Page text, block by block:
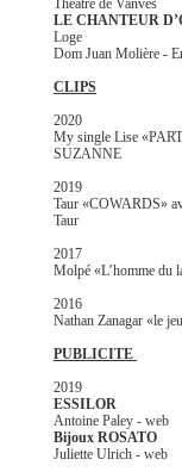
Théâtre de Vanves
LE CHANTEUR
Loge
Dom Juan Molière -
CLIPS
2020
My single Lise
SUZANNE
2019
Taur «COWARDS»
Taur
2017
Molpé «L’homme du
2016
Nathan Zanagar «le
PUBLICITE
2019
ESSILOR
Antoine Paley - web
Bijoux ROSATO
Juliette Ulrich - web